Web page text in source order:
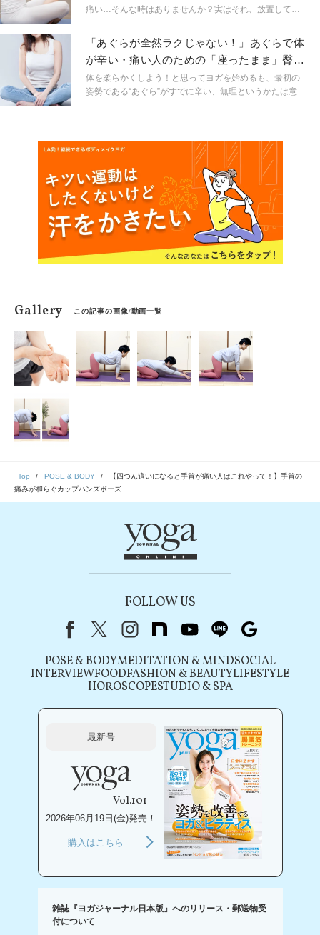
意外と多いもの。今回は「キャット＆カウポーズで手首
てみてくださいね！
痛い…そんな時はありませんか？実はそれ、放置しては
部分である手首を安全に使う方法を、理学療法士の堀川
ゆき先生が教えてくれました。
「あぐらが全然ラクじゃない！」あぐらで体
が辛い・痛い人のための「座ったまま」臀筋
ストレッチ
体を柔らかくしよう！と思ってヨガを始めるも、最初の
姿勢である“あぐら”がすでに辛い、無理というかたは意外
Gallery この記事の画像/動画一覧
Top POSE & BODY
【四つん這いになると手首が痛い人はこれやって！】手首の
痛みが和らぐカップハンズポーズ
FOLLOW US
FacebookX（旧Twitter）
instagram
note youtubeline
POSE & BODYMEDITATION & MINDSOCIAL
INTERVIEWFOODFASHION & BEAUTYLIFESTYLE
HOROSCOPESTUDIO & SPA
最新号
Vol.101
2026年06月19日(金)発売！
購入はこちら
雑誌『ヨガジャーナル日本版』へのリリース・郵送物受
付について